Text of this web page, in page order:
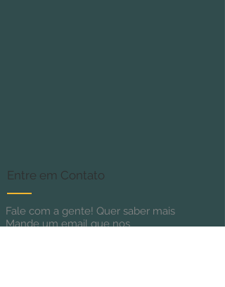
Entre em Contato
Fale com a gente! Quer saber mais
Mande um email que nos